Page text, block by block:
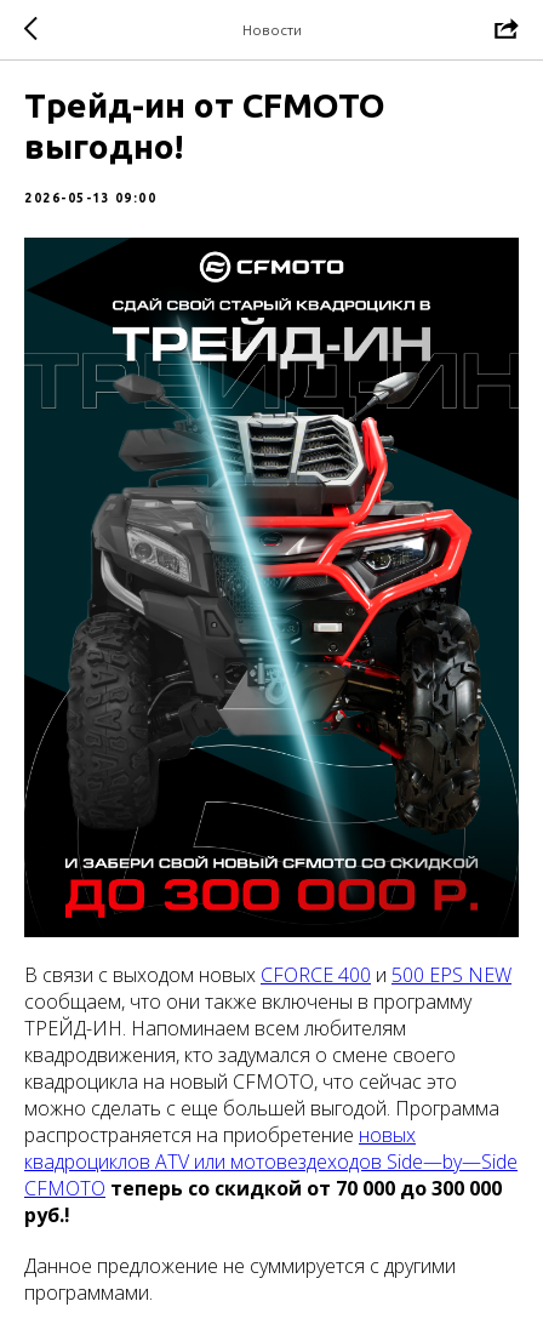
Новости
Трейд-ин от CFMOTO
выгодно!
2026-05-13 09:00
В связи с выходом новых CFORCE 400 и 500 EPS NEW
сообщаем, что они также включены в программу
ТРЕЙД-ИН. Напоминаем всем любителям
квадродвижения, кто задумался о смене своего
квадроцикла на новый CFMOTO, что сейчас это
можно сделать с еще большей выгодой. Программа
распространяется на приобретение новых
квадроциклов ATV или мотовездеходов Side—by—Side
CFMOTO теперь со скидкой от 70 000 до 300 000
руб.!
Данное предложение не суммируется с другими
программами.